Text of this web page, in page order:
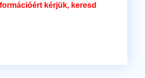
kérjük, keresd